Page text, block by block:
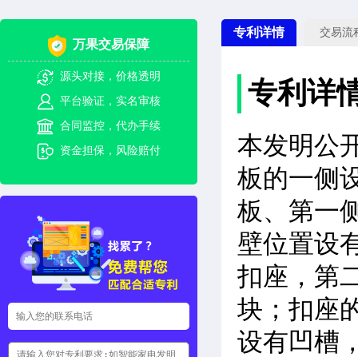
万果交易保障
源头对接，价格透明
平台验证，实名审核
合同监控，代办手续
资金担保，风险赔付
专利详情 交易流
专利详
本发明公
板的一侧
板、第一
壁位置设
扣座，第
块；扣座
设有凹槽